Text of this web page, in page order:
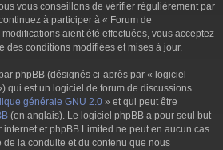
vous conseillons de vérifier régulièrement par
à participer à « Forum de
aient été effectuées, vous acceptez
des conditions modifiées et mises à jour.
phpBB (désignés ci-après par « logiciel
qui est un logiciel de forum de discussions
générale GNU 2.0 » et qui peut être
(en anglais). Le logiciel phpBB a pour seul but
et phpBB Limited ne peut en aucun cas
la conduite et du contenu que nous